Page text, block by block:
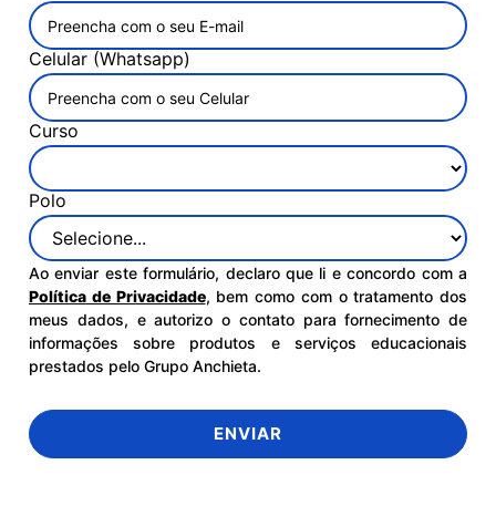
Celular (Whatsapp)
Curso
Polo
Ao enviar este formulário, declaro que li e concordo com a
Política de Privacidade, bem como com o tratamento dos
meus dados, e autorizo o contato para fornecimento de
informações sobre produtos e serviços educacionais
prestados pelo Grupo Anchieta.
ENVIAR